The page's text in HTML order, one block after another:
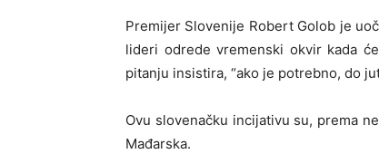
Premijer Slovenije Robert Golob je
lideri odrede vremenski okvir kada
pitanju insistira, “ako je potrebno, do
Ovu slovenačku incijativu su, prema
Mađarska.